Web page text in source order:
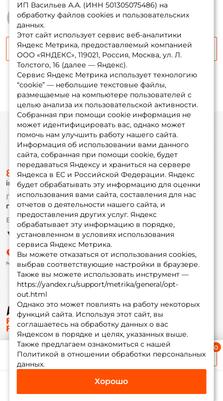
Каталог Избранное Корзина Инфо Мой Fox
Ближайшая доставка
≈ 1 дн.
Сообщить о поступлении
ИП Васильев А.А. (ИНН 501305075486) на
обработку файлов cookies и пользовательских
данных.
Этот сайт использует сервис веб-аналитики
Яндекс Метрика, предоставляемый компанией
ООО «ЯНДЕКС», 119021, Россия, Москва, ул. Л.
Толстого, 16 (далее — Яндекс).
Сервис Яндекс Метрика использует технологию
“cookie” — небольшие текстовые файлы,
размещаемые на компьютере пользователей с
целью анализа их пользовательской активности.
Собранная при помощи cookie информация не
может идентифицировать вас, однако может
помочь нам улучшить работу нашего сайта.
Информация об использовании вами данного
сайта, собранная при помощи cookie, будет
передаваться Яндексу и храниться на сервере
Яндекса в ЕС и Российской Федерации. Яндекс
будет обрабатывать эту информацию для оценки
использования вами сайта, составления для нас
отчетов о деятельности нашего сайта, и
предоставления других услуг. Яндекс
обрабатывает эту информацию в порядке,
установленном в условиях использования
сервиса Яндекс Метрика.
Вы можете отказаться от использования cookies,
выбрав соответствующие настройки в браузере.
Также вы можете использовать инструмент —
https://yandex.ru/support/metrika/general/opt-
out.html
Однако это может повлиять на работу некоторых
функций сайта. Используя этот сайт, вы
соглашаетесь на обработку данных о вас
Яндексом в порядке и целях, указанных выше.
Также предлагаем ознакомиться с нашей
Политикой в отношении обработки персональных
данных.
Хорошо
© ФоксФишинг, 2009-2026
Информация
О магазине
Доставка
Оплата
Fox-bonus
Гуру
Партнерская программа
8 (495) 532-77-88
info@foxfishing.ru
По вопросам с заказом
г. Москва, ул. Плеханова д.7
Ежедневно 10:00 до 20:00